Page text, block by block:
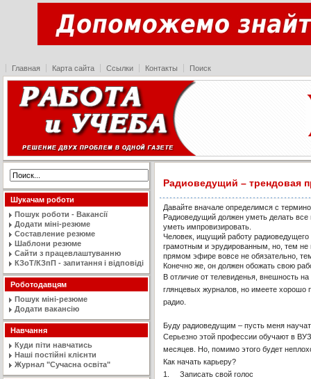
Главная Карта сайта Ссылки Контакты Поиск
Шукачам роботи
Пошук роботи - Вакансії
Додати міні-резюме
Составление резюме
Шаблони резюме
Сайти з працевлаштуванню
КЗоТ/КЗпП - запитання і відповіді
Роботодавцям
Пошук міні-резюме
Додати вакансію
Навчання
Куди піти навчатись
Наші постійні клієнти
Журнал "Сучасна освiта"
Радиоведущий – трендовая
Давайте вначале определимся с
Радиоведущий должен уметь делать все
уметь импровизировать.
Человек, ищущий работу
грамотным и эрудированным, но, тем не
прямом эфире вовсе не обязательно,
Конечно же, он должен обожать свою
В отличие от телевиденья, внешность
глянцевых журналов, но имеете хорошо
радио.
Буду радиоведущим – пусть меня научат
Серьезно этой профессии обучают в
месяцев. Но, помимо этого будет
Как начать карьеру?
1.
Записать свой голос